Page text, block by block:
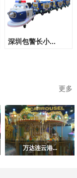
深圳包警长小...
更多
万达连云港...